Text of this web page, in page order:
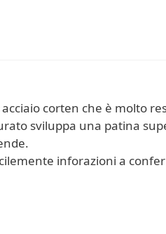
corten che è molto
sviluppa una patina
inforazioni a